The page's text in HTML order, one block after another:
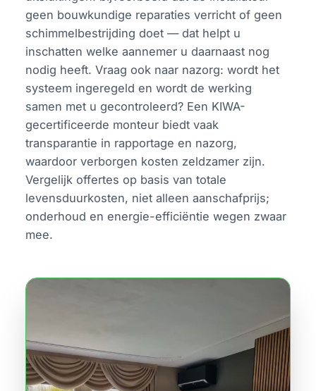
geen bouwkundige reparaties verricht of geen
schimmelbestrijding doet — dat helpt u
inschatten welke aannemer u daarnaast nog
nodig heeft. Vraag ook naar nazorg: wordt het
systeem ingeregeld en wordt de werking
samen met u gecontroleerd? Een KIWA-
gecertificeerde monteur biedt vaak
transparantie in rapportage en nazorg,
waardoor verborgen kosten zeldzamer zijn.
Vergelijk offertes op basis van totale
levensduurkosten, niet alleen aanschafprijs;
onderhoud en energie-efficiëntie wegen zwaar
mee.